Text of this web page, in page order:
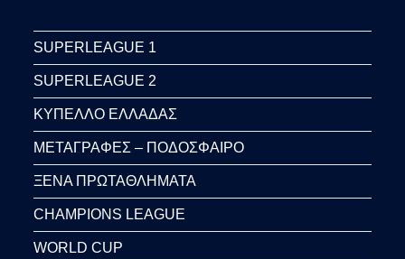
SUPERLEAGUE 1
SUPERLEAGUE 2
ΚΥΠΕΛΛΟ ΕΛΛΑΔΑΣ
ΜΕΤΑΓΡΑΦΕΣ – ΠΟΔΟΣΦΑΙΡΟ
ΞΕΝΑ ΠΡΩΤΑΘΛΗΜΑΤΑ
CHAMPIONS LEAGUE
WORLD CUP